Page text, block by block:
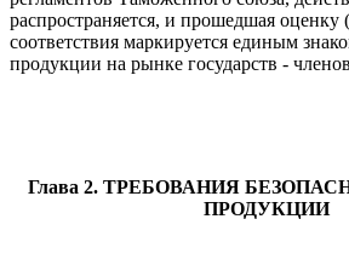
распространяется, и прошедшая оценку
соответствия маркируется единым
продукции на рынке государств -
Глава 2. ТРЕБОВАНИЯ
ПРОДУКЦИИ